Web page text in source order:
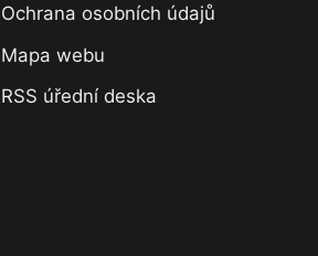
Ochrana osobních údajů
Mapa webu
RSS úřední deska